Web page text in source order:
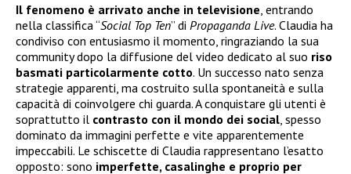
Il fenomeno è arrivato anche in televisione , entrando
nella classifica “Social Top Ten” di Propaganda Live. Claudia ha
condiviso con entusiasmo il momento, ringraziando la sua
community dopo la diffusione del video dedicato al suo riso
basmati particolarmente cotto. Un successo nato senza
strategie apparenti, ma costruito sulla spontaneità e sulla
capacità di coinvolgere chi guarda. A conquistare gli utenti è
soprattutto il contrasto con il mondo dei social , spesso
dominato da immagini perfette e vite apparentemente
impeccabili. Le schiscette di Claudia rappresentano l’esatto
opposto: sono imperfette, casalinghe e proprio per